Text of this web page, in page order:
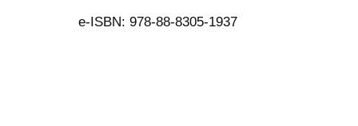
e-ISBN: 978-88-8305-1937